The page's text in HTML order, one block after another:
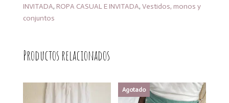
INVITADA, ROPA CASUAL E INVITADA, Vestidos, monos y
conjuntos
Productos relacionados